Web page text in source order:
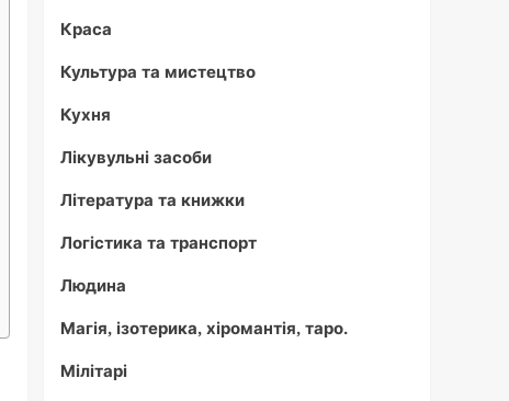
Краса
Культура та мистецтво
Кухня
Лікувульні засоби
Література та книжки
Логістика та транспорт
Людина
Магія, ізотерика, хіромантія, таро.
Мілітарі